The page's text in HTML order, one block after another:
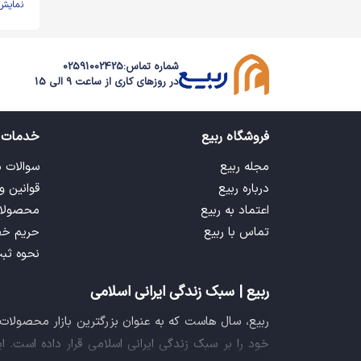
شماره تماس:02591002425
در روزهای کاری از ساعت 9 الی 15
فروشگاه ربیع
مجله ربیع
درباره ربیع
اعتماد به ربیع
تماس با ربیع
خدمات
سوالات
قوانین
حریم
نحوه
ربیع | سبک زندگی ایرانی اسلامی
ربیع، سال هاست که به عنوان بزرگترین بازار
خود را بر سبک زندگی ایرانی اسلامی قرار داده